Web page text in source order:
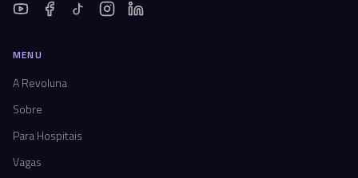
MENU
A Revoluna
Sobre
Para Hospitais
Vagas